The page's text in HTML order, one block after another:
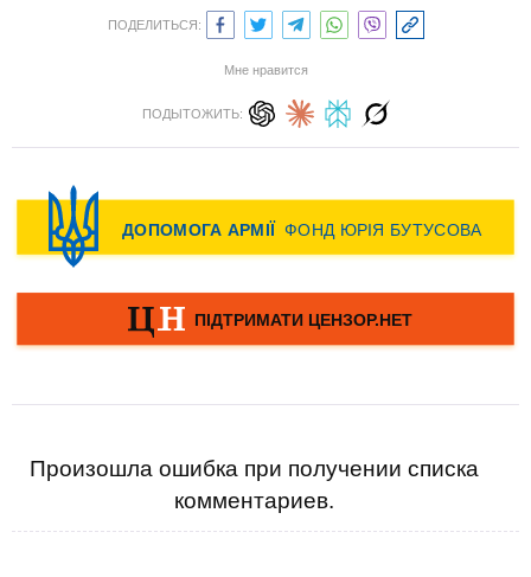
ПОДЕЛИТЬСЯ:
Мне нравится
ПОДЫТОЖИТЬ:
Произошла ошибка при получении списка
комментариев.